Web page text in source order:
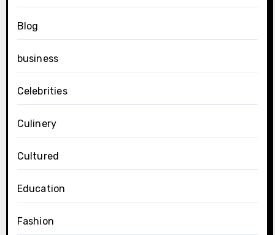
Blog
business
Celebrities
Culinery
Cultured
Education
Fashion